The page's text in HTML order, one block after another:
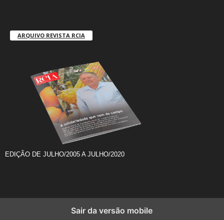
ARQUIVO REVISTA RCIA
EDIÇÃO DE JULHO/2005 A JULHO/2020
Sair da versão mobile